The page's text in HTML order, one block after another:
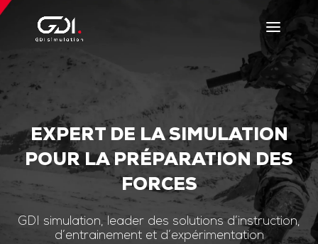
EXPERT DE LA SIMULATION
POUR LA PRÉPARATION DES
FORCES
GDI simulation, leader des solutions d’instruction,
d’entrainement et d’expérimentation